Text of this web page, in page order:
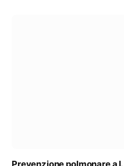
Prevenzione polmonare a